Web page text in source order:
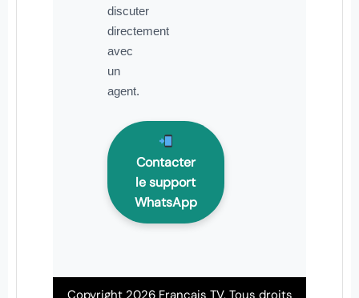
discuter
directement
avec
un
agent.
Contacter
le support
WhatsApp